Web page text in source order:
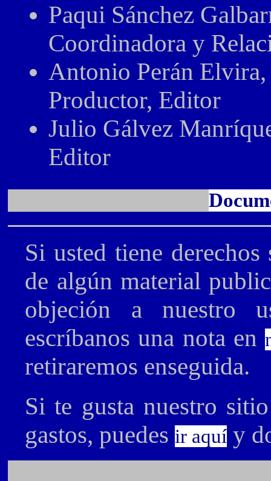
Paqui Sánchez
Coordinadora y
Antonio Perán Elvira,
Productor, Editor
Julio Gálvez
Editor
Si usted tiene
de algún material
objeción a nuestro
escríbanos una nota en
retiraremos enseguida.
Si te gusta nuestro
gastos, puedesir aquí y